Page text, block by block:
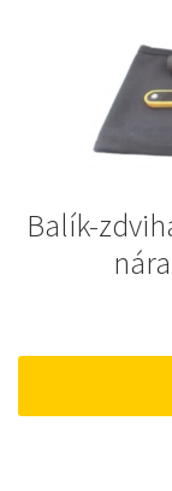
Balík-